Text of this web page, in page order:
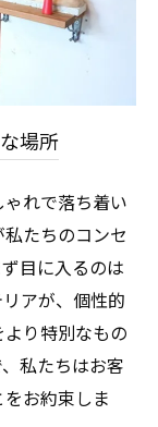
場所
れで落ち着い
たちのコンセ
目に入るのは
アが、個性的
り特別なもの
私たちはお客
お約束しま